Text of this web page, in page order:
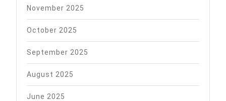
November 2025
October 2025
September 2025
August 2025
June 2025